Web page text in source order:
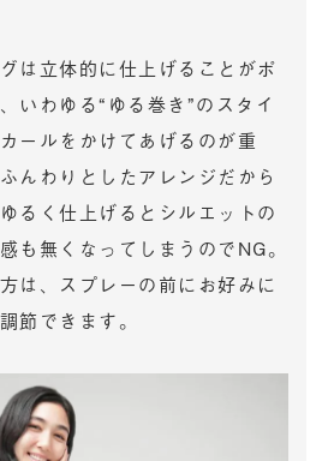
は立体的に仕上げることがポ
いわゆる“ゆる巻き”のスタイ
ールをかけてあげるのが重
んわりとしたアレンジだから
るく仕上げるとシルエットの
も無くなってしまうのでNG。
は、スプレーの前にお好みに
節できます。